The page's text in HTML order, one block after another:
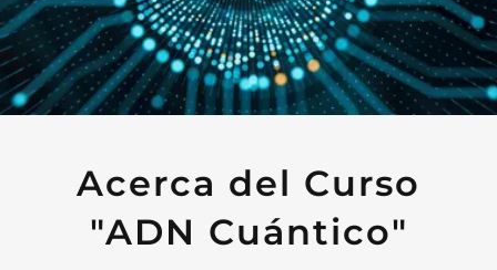
Acerca del Curso
"ADN Cuántico"